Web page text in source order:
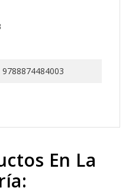
9788874484003
En La